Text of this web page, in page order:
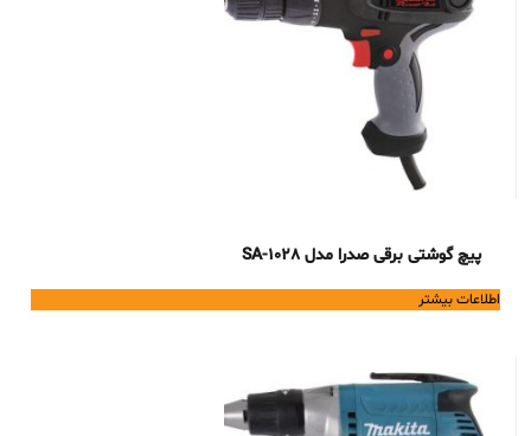
پیچ گوشتی برقی صدرا مدل SA-1028
اطلاعات بیشتر